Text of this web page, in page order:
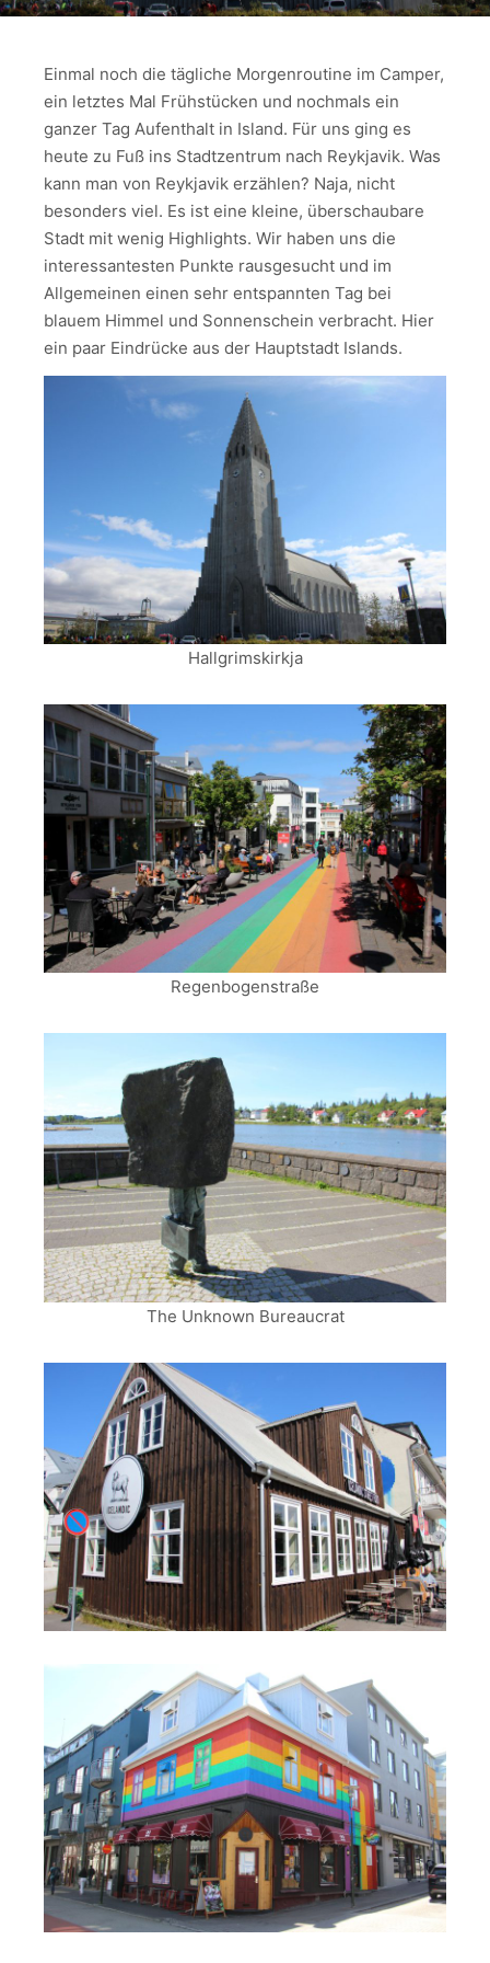
Einmal noch die tägliche Morgenroutine im Camper,
ein letztes Mal Frühstücken und nochmals ein
ganzer Tag Aufenthalt in Island. Für uns ging es
heute zu Fuß ins Stadtzentrum nach Reykjavik. Was
kann man von Reykjavik erzählen? Naja, nicht
besonders viel. Es ist eine kleine, überschaubare
Stadt mit wenig Highlights. Wir haben uns die
interessantesten Punkte rausgesucht und im
Allgemeinen einen sehr entspannten Tag bei
blauem Himmel und Sonnenschein verbracht. Hier
ein paar Eindrücke aus der Hauptstadt Islands.
Hallgrimskirkja
Regenbogenstraße
The Unknown Bureaucrat